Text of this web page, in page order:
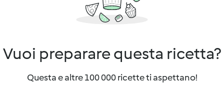
Vuoi preparare questa ricetta?
Questa e altre 100 000 ricette ti aspettano!